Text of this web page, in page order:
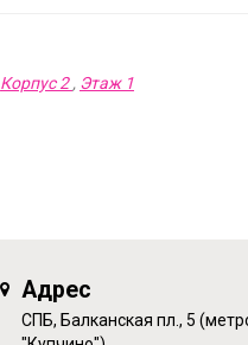
Корпус 2, Этаж 1
Адрес
СПБ, Балканская пл., 5